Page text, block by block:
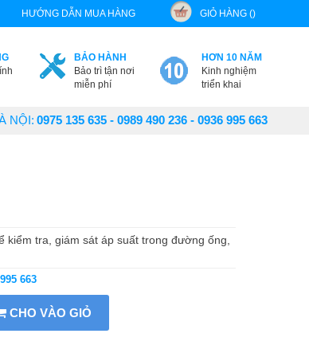
HƯỚNG DẪN MUA HÀNG GIỎ HÀNG ()
BẢO HÀNH
Bảo trì tận nơi
miễn phí
HƠN 10 NĂM
Kinh nghiệm
triển khai
NỘI: 0975 135 635 - 0989 490 236 - 0936 995 663
tra, giám sát áp suất trong đường ống,
663
CHO VÀO GIỎ